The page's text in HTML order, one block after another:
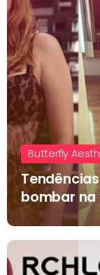
Butterfly
bombar